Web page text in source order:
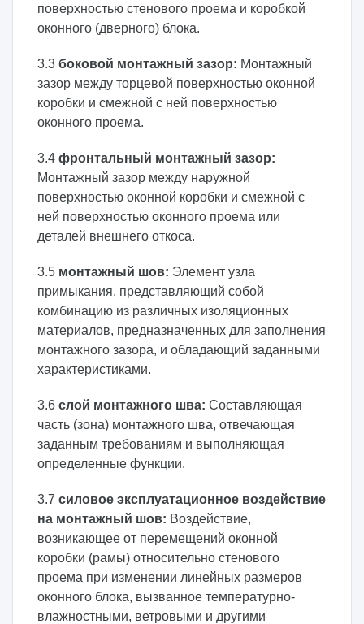
поверхностью стенового проема и коробкой
оконного (дверного) блока.
3.3 боковой монтажный зазор: Монтажный
зазор между торцевой поверхностью оконной
коробки и смежной с ней поверхностью
оконного проема.
3.4 фронтальный монтажный зазор:
Монтажный зазор между наружной
поверхностью оконной коробки и смежной с
ней поверхностью оконного проема или
деталей внешнего откоса.
3.5 монтажный шов: Элемент узла
примыкания, представляющий собой
комбинацию из различных изоляционных
материалов, предназначенных для заполнения
монтажного зазора, и обладающий заданными
характеристиками.
3.6 слой монтажного шва: Составляющая
часть (зона) монтажного шва, отвечающая
заданным требованиям и выполняющая
определенные функции.
3.7 силовое эксплуатационное воздействие
на монтажный шов: Воздействие,
возникающее от перемещений оконной
коробки (рамы) относительно стенового
проема при изменении линейных размеров
оконного блока, вызванное температурно-
влажностными, ветровыми и другими